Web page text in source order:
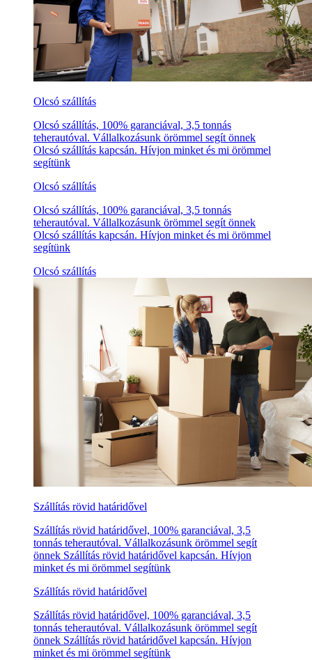
Olcsó szállítás
Olcsó szállítás, 100% garanciával, 3,5 tonnás
teherautóval. Vállalkozásunk örömmel segít önnek
Olcsó szállítás kapcsán. Hívjon minket és mi örömmel
segítünk
Olcsó szállítás
Olcsó szállítás, 100% garanciával, 3,5 tonnás
teherautóval. Vállalkozásunk örömmel segít önnek
Olcsó szállítás kapcsán. Hívjon minket és mi örömmel
segítünk
Olcsó szállítás
Szállítás rövid határidővel
Szállítás rövid határidővel, 100% garanciával, 3,5
tonnás teherautóval. Vállalkozásunk örömmel segít
önnek Szállítás rövid határidővel kapcsán. Hívjon
minket és mi örömmel segítünk
Szállítás rövid határidővel
Szállítás rövid határidővel, 100% garanciával, 3,5
tonnás teherautóval. Vállalkozásunk örömmel segít
önnek Szállítás rövid határidővel kapcsán. Hívjon
minket és mi örömmel segítünk